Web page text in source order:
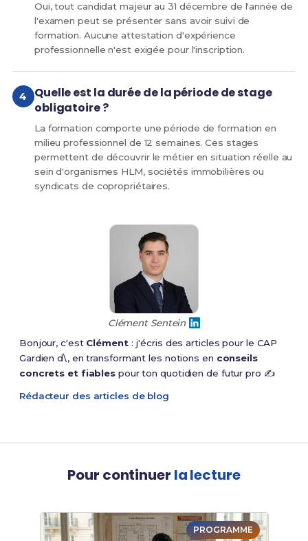
Oui, tout candidat majeur au 31 décembre de l'année de
l'examen peut se présenter sans avoir suivi de
formation. Aucune attestation d'expérience
professionnelle n'est exigée pour l'inscription.
Quelle est la durée de la période de stage
obligatoire ?
La formation comporte une période de formation en
milieu professionnel de 12 semaines. Ces stages
permettent de découvrir le métier en situation réelle au
sein d'organismes HLM, sociétés immobilières ou
syndicats de copropriétaires.
Clément Sentein
Bonjour, c'est Clément: j'écris des articles pour le CAP
Gardien d\, en transformant les notions en conseils
concrets et fiables pour ton quotidien de futur pro ✍️
Rédacteur des articles de blog
Pour continuer la lecture
PROGRAMME